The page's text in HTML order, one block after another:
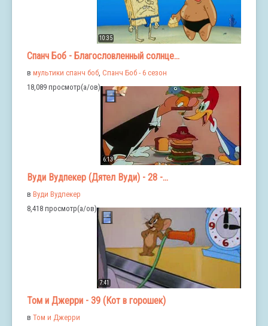
10:35
Спанч Боб - Благословленный солнце...
в мультики спанч боб, Спанч Боб - 6 сезон
18,089 просмотр(а/ов)
6:13
Вуди Вудпекер (Дятел Вуди) - 28 -...
в Вуди Вудпекер
8,418 просмотр(а/ов)
7:41
Том и Джерри - 39 (Кот в горошек)
в Том и Джерри